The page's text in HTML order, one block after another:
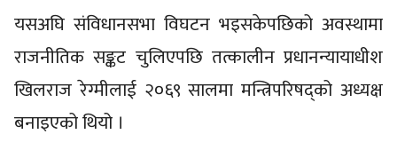
यसअघि संविधानसभा विघटन भइसकेपछिको अवस्थामा
राजनीतिक सङ्कट चुलिएपछि तत्कालीन प्रधानन्यायाधीश
खिलराज रेग्मीलाई २०६९ सालमा मन्त्रिपरिषद्को अध्यक्ष
बनाइएको थियो ।